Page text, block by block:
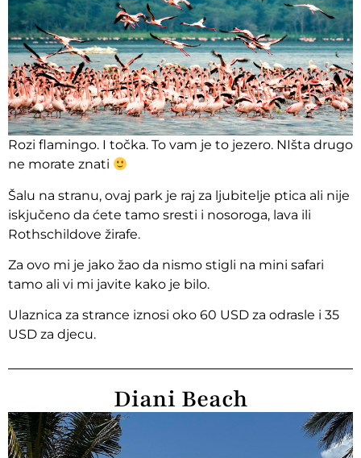
Rozi flamingo. I točka. To vam je to jezero. NIšta drugo
ne morate znati
Šalu na stranu, ovaj park je raj za ljubitelje ptica ali nije
iskjučeno da ćete tamo sresti i nosoroga, lava ili
Rothschildove žirafe.
Za ovo mi je jako žao da nismo stigli na mini safari
tamo ali vi mi javite kako je bilo.
Ulaznica za strance iznosi oko 60 USD za odrasle i 35
USD za djecu.
Diani Beach